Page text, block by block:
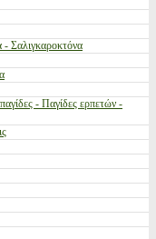
- Σαλιγκαροκτόνα
- Παγίδες ερπετών -